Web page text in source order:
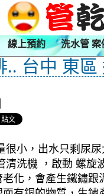
線上預約 洗水管 案
.. 台中 東
很小，出水只剩尿
清洗機 ，啟動 螺
化，會產生鐵鏽